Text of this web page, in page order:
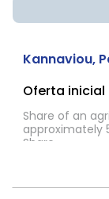
Kannaviou,
Oferta
Share of an
approximately
Share